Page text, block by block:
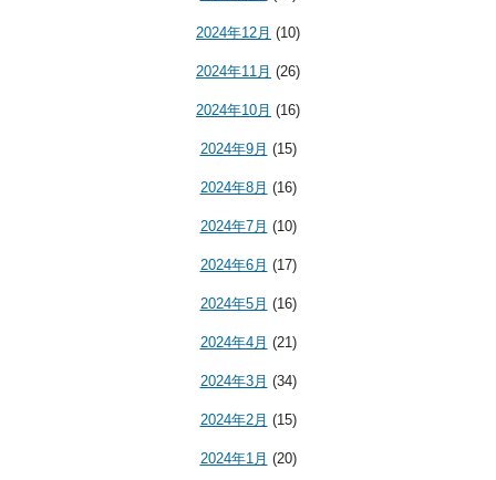
2024年12月 (10)
2024年11月 (26)
2024年10月 (16)
2024年9月 (15)
2024年8月 (16)
2024年7月 (10)
2024年6月 (17)
2024年5月 (16)
2024年4月 (21)
2024年3月 (34)
2024年2月 (15)
2024年1月 (20)